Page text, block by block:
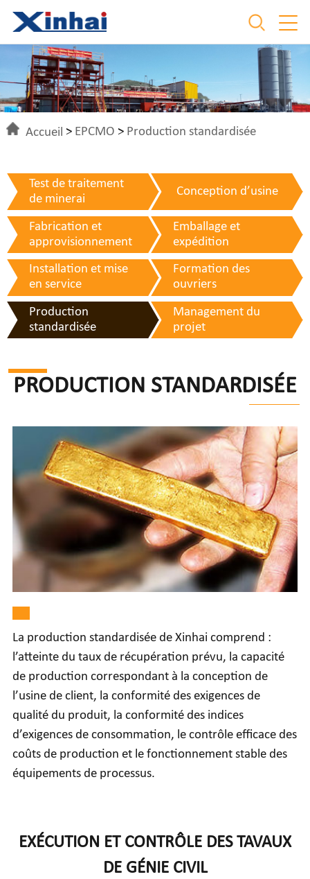
Accueil > EPCMO > Production standardisée
Test de traitement
de minerai
Conception d’usine
Fabrication et
approvisionnement
Emballage et
expédition
Installation et mise
en service
Formation des
ouvriers
Production
standardisée
Management du
projet
PRODUCTION STANDARDISÉE
La production standardisée de Xinhai comprend :
l’atteinte du taux de récupération prévu, la capacité
de production correspondant à la conception de
l’usine de client, la conformité des exigences de
qualité du produit, la conformité des indices
d’exigences de consommation, le contrôle efficace des
coûts de production et le fonctionnement stable des
équipements de processus.
EXÉCUTION ET CONTRÔLE DES TAVAUX
DE GÉNIE CIVIL